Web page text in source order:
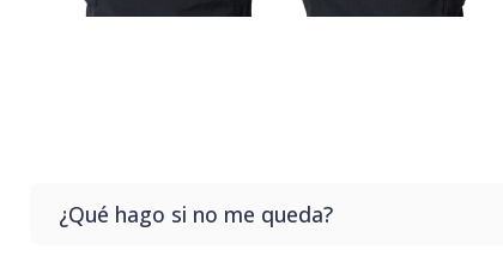
¿Qué hago si no me queda?